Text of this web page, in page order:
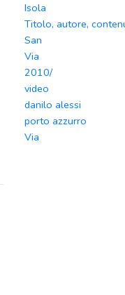
Isola
Titolo, autore,
San
Via
2010/
video
danilo alessi
porto azzurro
Via